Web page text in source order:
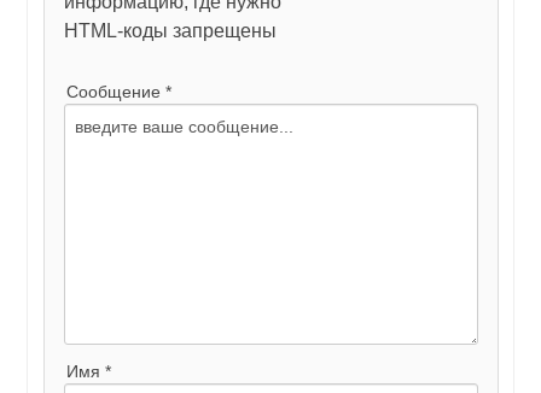
HTML-коды запрещены
Сообщение *
Имя *